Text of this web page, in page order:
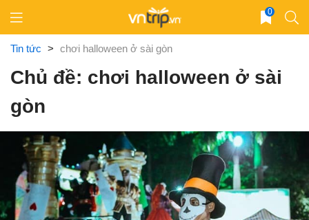
content
0
Tin tức > chơi halloween ở sài gòn
Chủ đề: chơi halloween ở sài
gòn